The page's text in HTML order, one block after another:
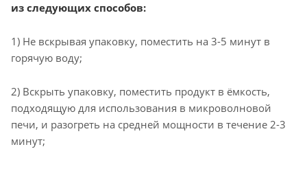
из следующих способов:
1) Не вскрывая упаковку, поместить на 3-5 минут в
горячую воду;
2) Вскрыть упаковку, поместить продукт в ёмкость,
подходящую для использования в микроволновой
печи, и разогреть на средней мощности в течение 2-3
минут;